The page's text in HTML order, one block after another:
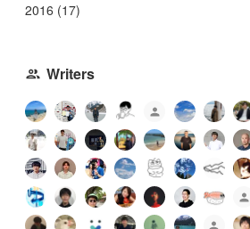
2016 (17)
Writers